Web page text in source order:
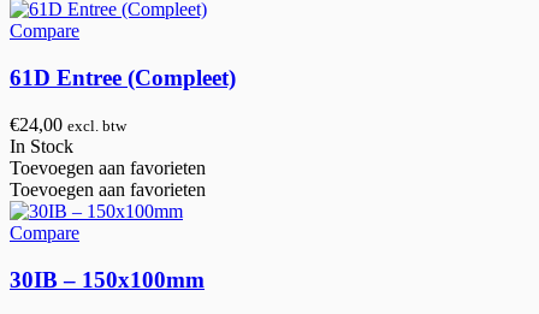
Compare
61D Entree (Compleet)
€24,00 excl. btw
In Stock
Toevoegen aan favorieten
Toevoegen aan favorieten
Compare
30IB – 150x100mm